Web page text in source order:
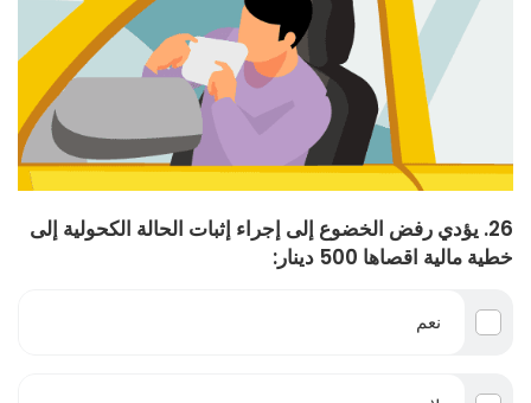
26. يؤدي رفض الخضوع إلى إجراء إثبات الحالة الكحولية إلى
خطية مالية اقصاها 500 دينار:
نعم